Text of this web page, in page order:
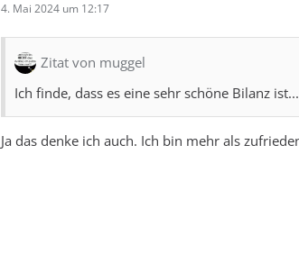
4. Mai 2024 um 12:17
Zitat von muggel
Ich finde, dass es eine sehr schöne Bilanz
Ja das denke ich auch. Ich bin mehr als